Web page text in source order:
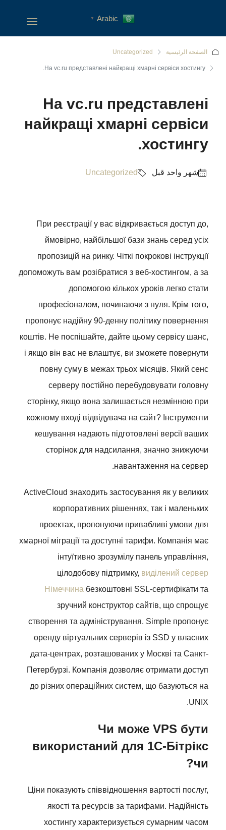
Arabic
▼
الصفحة الرئيسية Uncategorized
На vc.ru представлені найкращі хмарні сервіси хостингу.
На vc.ru представлені
найкращі хмарні сервіси
хостингу.
‏شهر واحد قبل Uncategorized
При реєстрації у вас відкривається доступ до,
ймовірно, найбільшої бази знань серед усіх
пропозицій на ринку. Чіткі покрокові інструкції
допоможуть вам розібратися з веб-хостингом, а за
допомогою кількох уроків легко стати
професіоналом, починаючи з нуля. Крім того,
пропонує надійну 90-денну політику повернення
коштів. Не поспішайте, дайте цьому сервісу шанс,
і якщо він вас не влаштує, ви зможете повернути
повну суму в межах трьох місяців. Який сенс
серверу постійно перебудовувати головну
сторінку, якщо вона залишається незмінною при
кожному вході відвідувача на сайт? Інструменти
кешування надають підготовлені версії ваших
сторінок для надсилання, значно знижуючи
навантаження на сервер.
ActiveCloud знаходить застосування як у великих
корпоративних рішеннях, так і маленьких
проектах, пропонуючи привабливі умови для
хмарної міграції та доступні тарифи. Компанія має
інтуїтивно зрозумілу панель управління,
цілодобову підтримку, виділений сервер
Німеччина безкоштовні SSL-сертифікати та
зручний конструктор сайтів, що спрощує
створення та адміністрування. Simple пропонує
оренду віртуальних серверів із SSD у власних
дата-центрах, розташованих у Москві та Санкт-
Петербурзі. Компанія дозволяє отримати доступ
до різних операційних систем, що базуються на
UNIX.
Чи може VPS бути
використаний для 1С-Бітрікс
чи?
Ціни показують співвідношення вартості послуг,
якості та ресурсів за тарифами. Надійність
хостингу характеризується сумарним часом